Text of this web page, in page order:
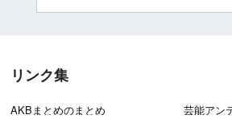
リンク集
AKBまとめのまとめ
芸能アン